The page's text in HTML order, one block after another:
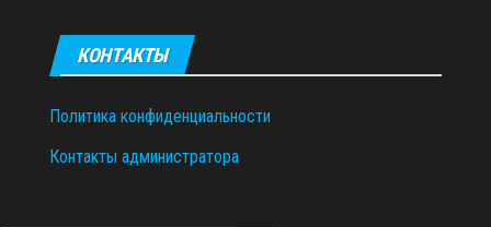
КОНТАКТЫ
Политика конфиденциальности
Контакты администратора